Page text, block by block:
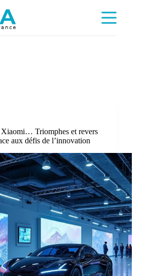
Triomphes et revers
aux défis de l’innovation